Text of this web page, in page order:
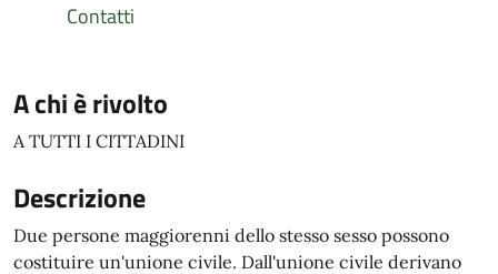
Contatti
A chi è rivolto
A TUTTI I CITTADINI
Descrizione
Due persone maggiorenni dello stesso sesso possono
costituire un'unione civile. Dall'unione civile derivano